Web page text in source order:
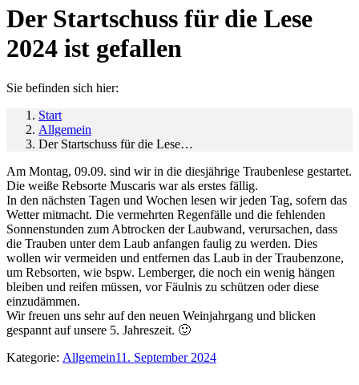
Der Startschuss für die Lese
2024 ist gefallen
Sie befinden sich hier:
Start
Allgemein
Der Startschuss für die Lese…
Am Montag, 09.09. sind wir in die diesjährige Traubenlese gestartet.
Die weiße Rebsorte Muscaris war als erstes fällig.
In den nächsten Tagen und Wochen lesen wir jeden Tag, sofern das
Wetter mitmacht. Die vermehrten Regenfälle und die fehlenden
Sonnenstunden zum Abtrocken der Laubwand, verursachen, dass
die Trauben unter dem Laub anfangen faulig zu werden. Dies
wollen wir vermeiden und entfernen das Laub in der Traubenzone,
um Rebsorten, wie bspw. Lemberger, die noch ein wenig hängen
bleiben und reifen müssen, vor Fäulnis zu schützen oder diese
einzudämmen.
Wir freuen uns sehr auf den neuen Weinjahrgang und blicken
gespannt auf unsere 5. Jahreszeit. 🙂
Kategorie: Allgemein11. September 2024